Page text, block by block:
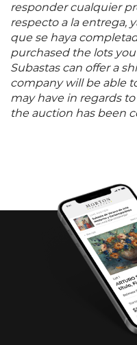
responder cualquier
respecto a la entrega,
que se haya
purchased the lots
Subastas can offer a
company will be able
may have in regards
the auction has been